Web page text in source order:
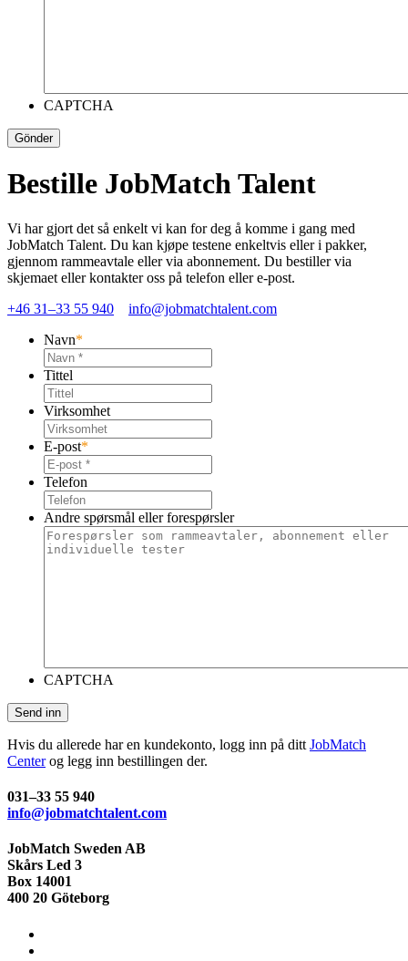
CAPTCHA
Bestille JobMatch Talent
Vi har gjort det så enkelt vi kan for deg å komme i gang med
JobMatch Talent. Du kan kjøpe testene enkeltvis eller i pakker,
gjennom rammeavtale eller via abonnement. Du bestiller via
skjemaet eller kontakter oss på telefon eller e-post.
+46 31–33 55 940
info@jobmatchtalent.com
Navn*
Tittel
Virksomhet
E-post*
Telefon
Andre spørsmål eller forespørsler
CAPTCHA
Hvis du allerede har en kundekonto, logg inn på ditt JobMatch
Centerog legg inn bestillingen der.
031–33 55 940
info@jobmatchtalent.com
JobMatch Sweden AB
Skårs Led 3
Box 14001
400 20 Göteborg